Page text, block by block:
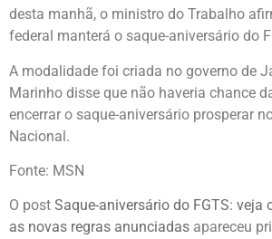
desta manhã, o ministro do Trabalho
federal manterá o saque-aniversário do
A modalidade foi criada no governo de
Marinho disse que não haveria chance
encerrar o saque-aniversário prosperar
Nacional.
Fonte: MSN
O post Saque-aniversário do FGTS: veja
as novas regras anunciadas apareceu